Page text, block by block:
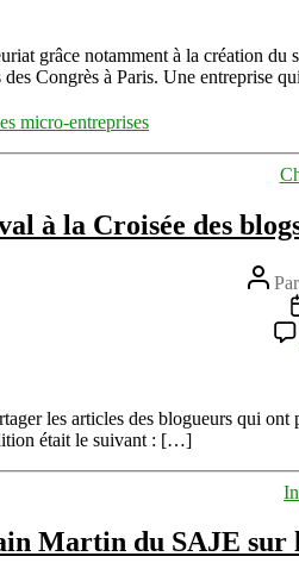
grâce notamment à la création
Congrès à Paris. Une entreprise
micro-entreprises
à la Croisée des
Auteur
de
Par
de
les articles des blogueurs qui
était le suivant : […]
Martin du SAJE sur